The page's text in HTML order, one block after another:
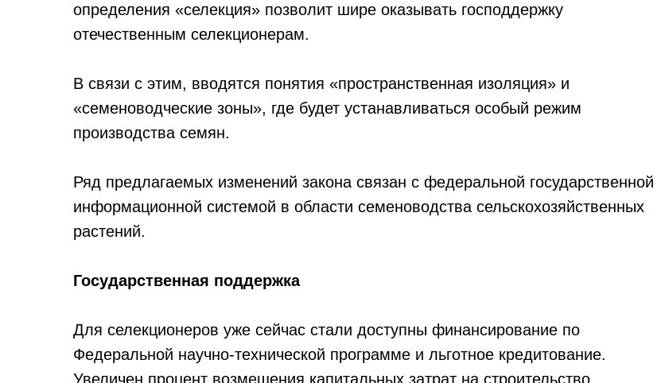
определения «селекция» позволит шире оказывать господдержку
отечественным селекционерам.
В связи с этим, вводятся понятия «пространственная изоляция» и
«семеноводческие зоны», где будет устанавливаться особый режим
производства семян.
Ряд предлагаемых изменений закона связан с федеральной государственной
информационной системой в области семеноводства сельскохозяйственных
растений.
Государственная поддержка
Для селекционеров уже сейчас стали доступны финансирование по
Федеральной научно-технической программе и льготное кредитование.
Увеличен процент возмещения капитальных затрат на строительство